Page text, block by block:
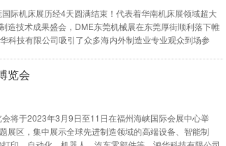
际机床展历经4天圆满结束！代表着华南机床展领域超大
造技术成果盛会，DME东莞机械展在东莞厚街顺利落下帷
科技有限公司吸引了众多海内外制造业专业观众到场参
览会
将于2023年3月9日至11日在福州海峡国际会展中心举
展区，集中展示全球先进制造领域的高端设备、智能制